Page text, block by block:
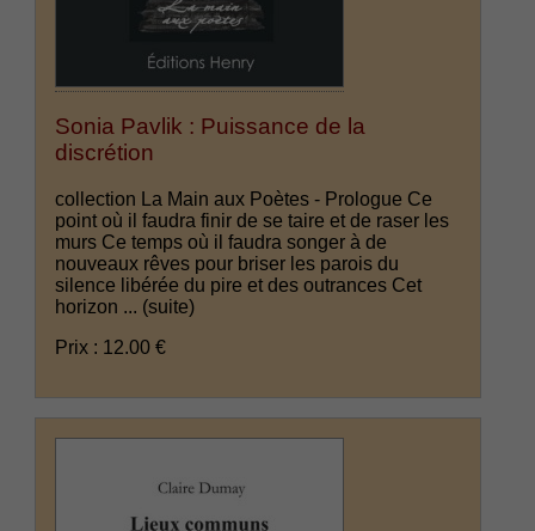
Sonia Pavlik : Puissance de la
discrétion
collection La Main aux Poètes - Prologue Ce
point où il faudra finir de se taire et de raser les
murs Ce temps où il faudra songer à de
nouveaux rêves pour briser les parois du
silence libérée du pire et des outrances Cet
horizon ... (suite)
Prix : 12.00 €